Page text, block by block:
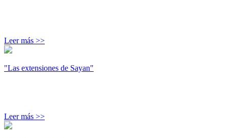
Leer más >>
"Las extensiones de Sayan"
Leer más >>